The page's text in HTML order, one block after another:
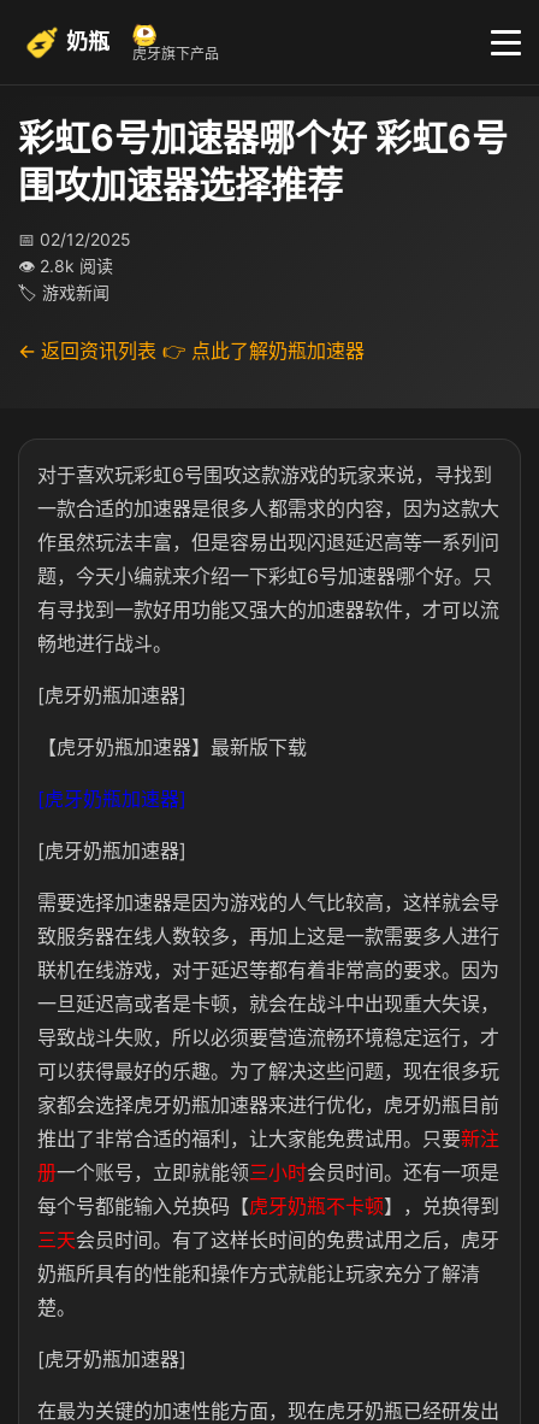
奶瓶 虎牙旗下产品
彩虹6号加速器哪个好 彩虹6号
围攻加速器选择推荐
📅 02/12/2025
👁 2.8k 阅读
🏷 游戏新闻
← 返回资讯列表 👉 点此了解奶瓶加速器
对于喜欢玩彩虹6号围攻这款游戏的玩家来说，寻找到
一款合适的加速器是很多人都需求的内容，因为这款大
作虽然玩法丰富，但是容易出现闪退延迟高等一系列问
题，今天小编就来介绍一下彩虹6号加速器哪个好。只
有寻找到一款好用功能又强大的加速器软件，才可以流
畅地进行战斗。
[虎牙奶瓶加速器]
【虎牙奶瓶加速器】最新版下载
[虎牙奶瓶加速器]
[虎牙奶瓶加速器]
需要选择加速器是因为游戏的人气比较高，这样就会导
致服务器在线人数较多，再加上这是一款需要多人进行
联机在线游戏，对于延迟等都有着非常高的要求。因为
一旦延迟高或者是卡顿，就会在战斗中出现重大失误，
导致战斗失败，所以必须要营造流畅环境稳定运行，才
可以获得最好的乐趣。为了解决这些问题，现在很多玩
家都会选择虎牙奶瓶加速器来进行优化，虎牙奶瓶目前
推出了非常合适的福利，让大家能免费试用。只要新注
册一个账号，立即就能领三小时会员时间。还有一项是
每个号都能输入兑换码【虎牙奶瓶不卡顿】，兑换得到
三天会员时间。有了这样长时间的免费试用之后，虎牙
奶瓶所具有的性能和操作方式就能让玩家充分了解清
楚。
[虎牙奶瓶加速器]
在最为关键的加速性能方面，现在虎牙奶瓶已经研发出